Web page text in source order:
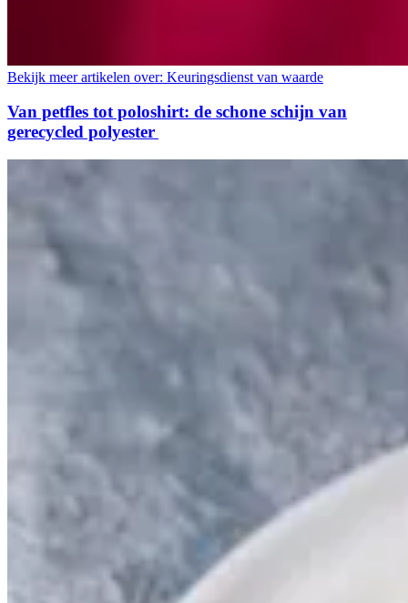
Bekijk meer artikelen over: Keuringsdienst van waarde
Van petfles tot poloshirt: de schone schijn van
gerecycled polyester